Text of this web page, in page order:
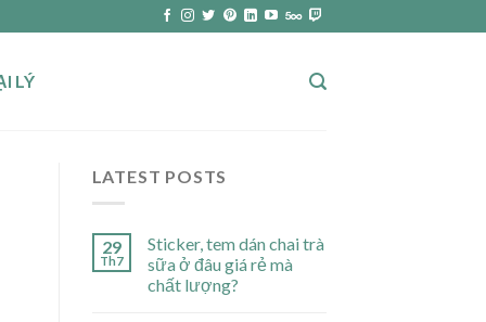
LÝ
LATEST POSTS
29
Th7
Sticker, tem dán chai trà
sữa ở đâu giá rẻ mà
chất lượng?